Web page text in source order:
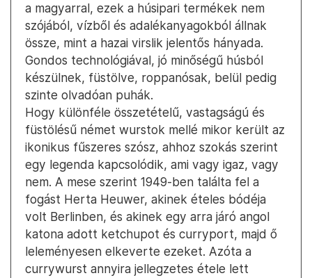
a magyarral, ezek a húsipari termékek nem
szójából, vízből és adalékanyagokból állnak
össze, mint a hazai virslik jelentős hányada.
Gondos technológiával, jó minőségű húsból
készülnek, füstölve, roppanósak, belül pedig
szinte olvadóan puhák.
Hogy különféle összetételű, vastagságú és
füstölésű német wurstok mellé mikor került az
ikonikus fűszeres szósz, ahhoz szokás szerint
egy legenda kapcsolódik, ami vagy igaz, vagy
nem. A mese szerint 1949-ben találta fel a
fogást Herta Heuwer, akinek ételes bódéja
volt Berlinben, és akinek egy arra járó angol
katona adott ketchupot és curryport, majd ő
leleményesen elkeverte ezeket. Azóta a
currywurst annyira jellegzetes étele lett